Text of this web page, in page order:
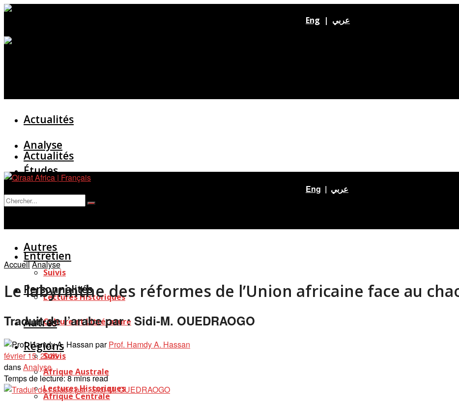
Eng | عربي
Actualités
Analyse
Études
Entretien
Autres
Suivis
Lectures Historiques
Culture et Littérature
Régions
Afrique Australe
Afrique Centrale
Actualités
Entretien
Personnalités
Autres
Suivis
Lectures Historiques
Eng | عربي
AccueilAnalyse
Le labyrinthe des réformes de l’Union africaine face au
Traduit de l’arabe par : Sidi-M. OUEDRAOGO
par Prof. Hamdy A. Hassan
février 15, 2026
dansAnalyse
Temps de lecture: 8 mins read